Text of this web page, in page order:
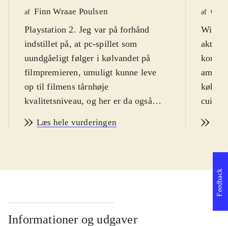
af Finn Wraae Poulsen
Playstation 2. Jeg var på forhånd
indstillet på, at pc-spillet som
uundgåeligt følger i kølvandet på
filmpremieren, umuligt kunne leve
op til filmens tårnhøje
kvalitetsniveau, og her er da også
platformspil, som ikke rigtigt formår
følger med rotten Remy med de
Paris, hvor han udlever sin drøm om
at blive gourmet-kok under
Læs hele vurderingen
af Ole
Wii.
aktuel
kort
Man
Informationer og udgaver
Feedback